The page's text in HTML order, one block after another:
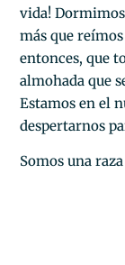
vida!
más que
entonces, que
almohada que
Estamos en el
despertarnos
Somos una